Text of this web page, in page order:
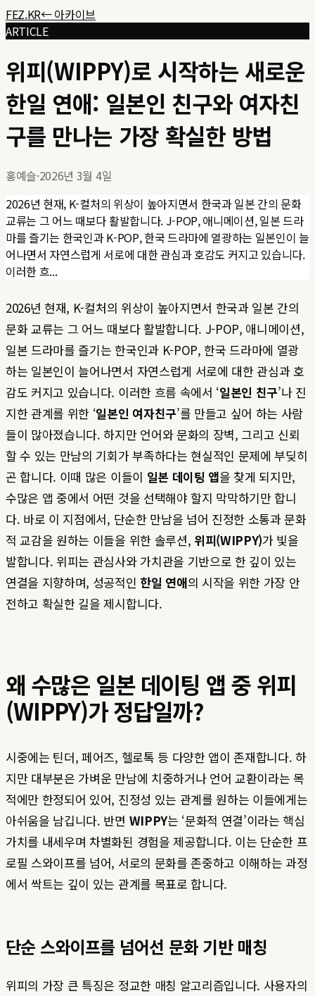
FEZ.KR← 아카이브
ARTICLE
위피(WIPPY)로 시작하는 새로운
한일 연애: 일본인 친구와 여자친
구를 만나는 가장 확실한 방법
홍예슬·2026년 3월 4일
2026년 현재, K-컬처의 위상이 높아지면서 한국과 일본 간의 문화
교류는 그 어느 때보다 활발합니다. J-POP, 애니메이션, 일본 드라
마를 즐기는 한국인과 K-POP, 한국 드라마에 열광하는 일본인이 늘
어나면서 자연스럽게 서로에 대한 관심과 호감도 커지고 있습니다.
이러한 흐...
2026년 현재, K-컬처의 위상이 높아지면서 한국과 일본 간의
문화 교류는 그 어느 때보다 활발합니다. J-POP, 애니메이션,
일본 드라마를 즐기는 한국인과 K-POP, 한국 드라마에 열광
하는 일본인이 늘어나면서 자연스럽게 서로에 대한 관심과 호
감도 커지고 있습니다. 이러한 흐름 속에서 ‘일본인 친구’나 진
지한 관계를 위한 ‘일본인 여자친구’를 만들고 싶어 하는 사람
들이 많아졌습니다. 하지만 언어와 문화의 장벽, 그리고 신뢰
할 수 있는 만남의 기회가 부족하다는 현실적인 문제에 부딪히
곤 합니다. 이때 많은 이들이 일본 데이팅 앱을 찾게 되지만,
수많은 앱 중에서 어떤 것을 선택해야 할지 막막하기만 합니
다. 바로 이 지점에서, 단순한 만남을 넘어 진정한 소통과 문화
적 교감을 원하는 이들을 위한 솔루션, 위피(WIPPY)가 빛을
발합니다. 위피는 관심사와 가치관을 기반으로 한 깊이 있는
연결을 지향하며, 성공적인한일 연애의 시작을 위한 가장 안
전하고 확실한 길을 제시합니다.
왜 수많은 일본 데이팅 앱 중 위피
(WIPPY)가 정답일까?
시중에는 틴더, 페어즈, 헬로톡 등 다양한 앱이 존재합니다. 하
지만 대부분은 가벼운 만남에 치중하거나 언어 교환이라는 목
적에만 한정되어 있어, 진정성 있는 관계를 원하는 이들에게는
아쉬움을 남깁니다. 반면 WIPPY는 ‘문화적 연결’이라는 핵심
가치를 내세우며 차별화된 경험을 제공합니다. 이는 단순한 프
로필 스와이프를 넘어, 서로의 문화를 존중하고 이해하는 과정
에서 싹트는 깊이 있는 관계를 목표로 합니다.
단순 스와이프를 넘어선 문화 기반 매칭
위피의 가장 큰 특징은 정교한 매칭 알고리즘입니다. 사용자의